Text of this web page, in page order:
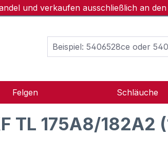
und verkaufen ausschließlich an
Felgen Schläuche
TL 175A8/182A2